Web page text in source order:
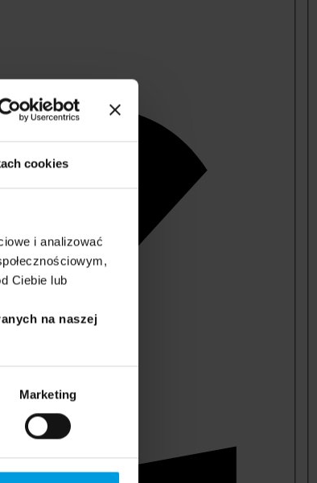
cookies
i analizować
Ciebie lub
na naszej
Marketing